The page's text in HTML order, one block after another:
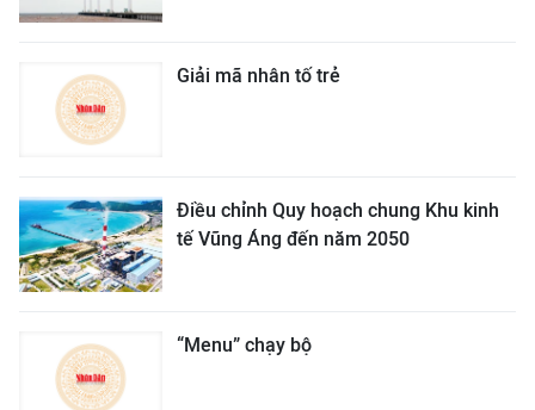
Giải mã nhân tố trẻ
Điều chỉnh Quy hoạch chung Khu kinh
tế Vũng Áng đến năm 2050
“Menu” chạy bộ